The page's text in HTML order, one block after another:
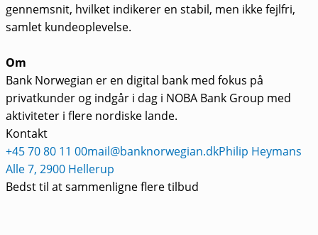
gennemsnit, hvilket indikerer en stabil, men ikke fejlfri,
samlet kundeoplevelse.
Om
Bank Norwegian er en digital bank med fokus på
privatkunder og indgår i dag i NOBA Bank Group med
aktiviteter i flere nordiske lande.
Kontakt
+45 70 80 11 00mail@banknorwegian.dkPhilip Heymans
Alle 7, 2900 Hellerup
Bedst til at sammenligne flere tilbud